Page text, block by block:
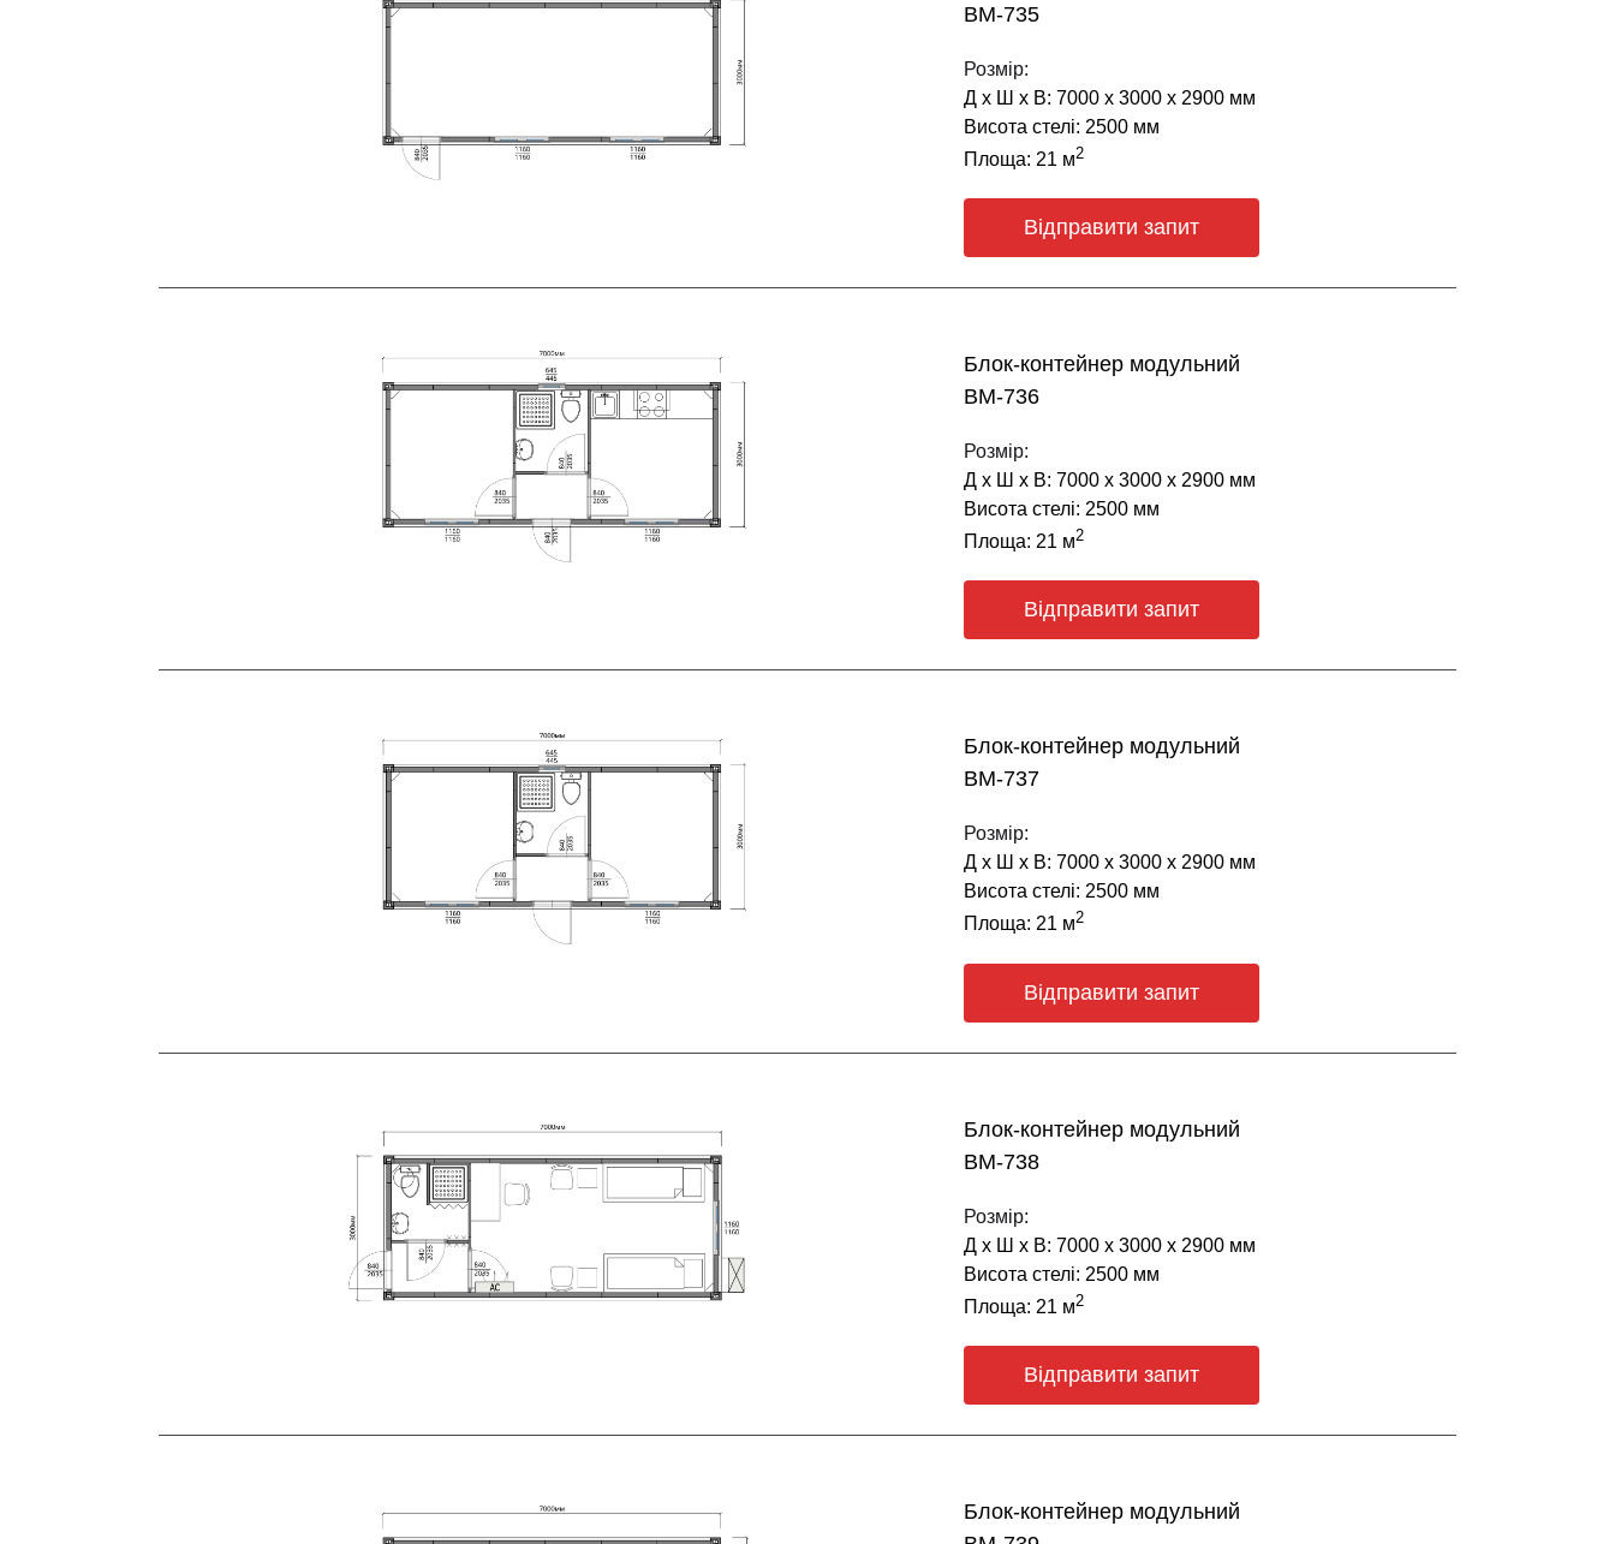
BM-735
Розмір:
Д х Ш х В: 7000 х 3000 х 2900 мм
Висота стелі: 2500 мм
Площа: 21 м2
Відправити запит
Блок-контейнер модульний
BM-736
Розмір:
Д х Ш х В: 7000 х 3000 х 2900 мм
Висота стелі: 2500 мм
Площа: 21 м2
Відправити запит
Блок-контейнер модульний
BM-737
Розмір:
Д х Ш х В: 7000 х 3000 х 2900 мм
Висота стелі: 2500 мм
Площа: 21 м2
Відправити запит
Блок-контейнер модульний
BM-738
Розмір:
Д х Ш х В: 7000 х 3000 х 2900 мм
Висота стелі: 2500 мм
Площа: 21 м2
Відправити запит
Блок-контейнер модульний